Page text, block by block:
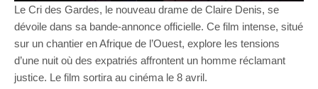
Le Cri des Gardes, le nouveau drame de Claire Denis, se
dévoile dans sa bande-annonce officielle. Ce film intense, situé
sur un chantier en Afrique de l’Ouest, explore les tensions
d’une nuit où des expatriés affrontent un homme réclamant
justice. Le film sortira au cinéma le 8 avril.